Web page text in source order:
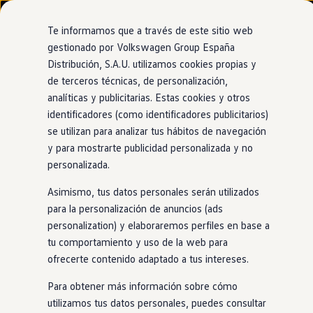
Ir
directamente
al contenido
Ir
directamente
al pie de
página
Nuevo ID. Cross
Vehículos Comerciales
Compra y ofertas
Volkswagen nuevo en stock
Volkswagen de ocasión
Financiación
My Renting
My Way
Seguros
Empresas
Autoescuelas
Eléctricos e híbridos
Más sobre híbridos
Plan Auto +
Etiquetas DGT
Simulador de autonomía, carga y ahorro
Carga y autonomía
Soluciones de carga
Tarifas de carga
Carga en casa
Modos de carga
Ventajas Approved
Certificación del estado
dela bateríaen
eléctricos
En el caso de los eléctricos, también estás cubierto.
Nuestros puntos de venta Approvedofrecen un servicio de
certificación del estado de la batería para garantizar su
Te informamos que a través de este sitio web
gestionado por Volkswagen Group España
Distribución, S.A.U. utilizamos cookies propias y
de terceros técnicas, de personalización,
analíticas y publicitarias. Estas cookies y otros
identificadores (como identificadores publicitarios)
se utilizan para analizar tus hábitos de navegación
y para mostrarte publicidad personalizada y no
personalizada.
Asimismo, tus datos personales serán utilizados
para la personalización de anuncios (ads
personalization) y elaboraremos perfiles en base a
tu comportamiento y uso de la web para
ofrecerte contenido adaptado a tus intereses.
Para obtener más información sobre cómo
utilizamos tus datos personales, puedes consultar